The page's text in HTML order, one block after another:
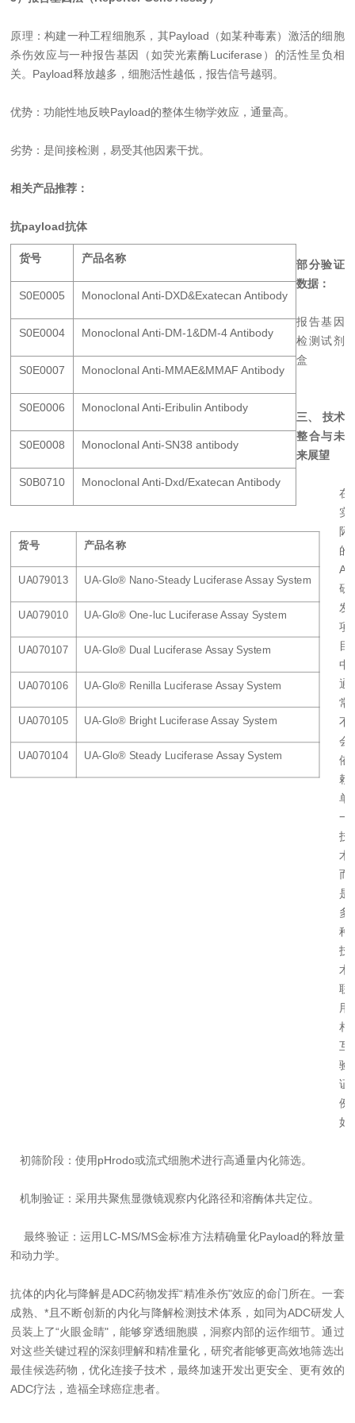
原理：构建一种工程细胞系，其Payload（如某种毒素）激活的细胞
杀伤效应与一种报告基因（如荧光素酶Luciferase）的活性呈负相
关。Payload释放越多，细胞活性越低，报告信号越弱。
优势：功能性地反映Payload的整体生物学效应，通量高。
劣势：是间接检测，易受其他因素干扰。
相关产品推荐：
抗payload抗体
货号 产品名称
S0E0005 Monoclonal Anti-DXD&Exatecan Antibody
S0E0004 Monoclonal Anti-DM-1&DM-4 Antibody
S0E0007 Monoclonal Anti-MMAE&MMAF Antibody
S0E0006 Monoclonal Anti-Eribulin Antibody
S0E0008 Monoclonal Anti-SN38 antibody
S0B0710 Monoclonal Anti-Dxd/Exatecan Antibody
部分验证
数据：
报告基因
检测试剂
盒
货号 产品名称
UA079013 UA-Glo® Nano-Steady Luciferase Assay System
UA079010 UA-Glo® One-luc Luciferase Assay System
UA070107 UA-Glo® Dual Luciferase Assay System
UA070106 UA-Glo® Renilla Luciferase Assay System
UA070105 UA-Glo® Bright Luciferase Assay System
UA070104 UA-Glo® Steady Luciferase Assay System
三、 技术
整合与未
来展望
在
实
际
的
研
发
项
目
中
通
常
不
会
依
赖
单
一
技
术
而
是
多
种
技
术
联
用
相
互
验
证
例
如
初筛阶段：使用pHrodo或流式细胞术进行高通量内化筛选。
机制验证：采用共聚焦显微镜观察内化路径和溶酶体共定位。
最终验证：运用LC-MS/MS金标准方法精确量化Payload的释放量
和动力学。
抗体的内化与降解是ADC药物发挥“精准杀伤"效应的命门所在。一套
成熟、*且不断创新的内化与降解检测技术体系，如同为ADC研发人
员装上了“火眼金睛"，能够穿透细胞膜，洞察内部的运作细节。通过
对这些关键过程的深刻理解和精准量化，研究者能够更高效地筛选出
最佳候选药物，优化连接子技术，最终加速开发出更安全、更有效的
ADC疗法，造福全球癌症患者。